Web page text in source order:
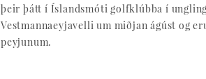
þeir þátt í Íslandsmóti golfklúbba í
Vestmannaeyjavelli um miðjan ágúst og
peyjunum.